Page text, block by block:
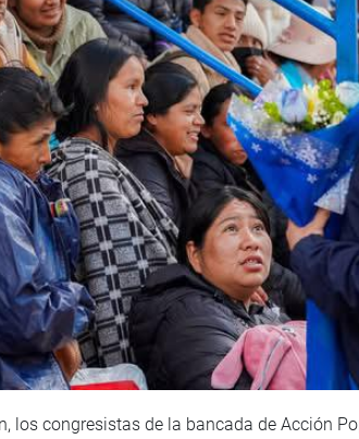
los congresistas de la bancada de Acción